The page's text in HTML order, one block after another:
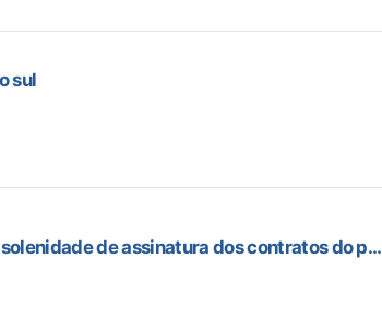
sul
de assinatura dos contratos do p...